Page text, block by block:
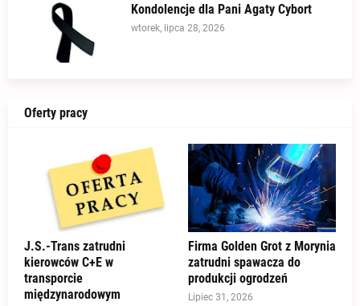
Kondolencje dla Pani Agaty Cybort
wtorek, lipca 28, 2026
Oferty pracy
J.S.-Trans zatrudni
kierowców C+E w
transporcie
międzynarodowym
Firma Golden Grot z Morynia
zatrudni spawacza do
produkcji ogrodzeń
Lipiec 31, 2026